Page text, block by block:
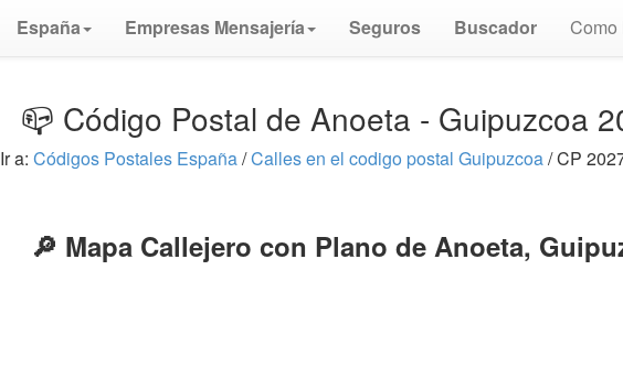
España Empresas Mensajería Seguros Buscador Como
📪 Código Postal de Anoeta - Guipuzcoa
Ir a: Códigos Postales España/Calles en el codigo postal Guipuzcoa/ CP
🔎 Mapa Callejero con Plano de Anoeta,